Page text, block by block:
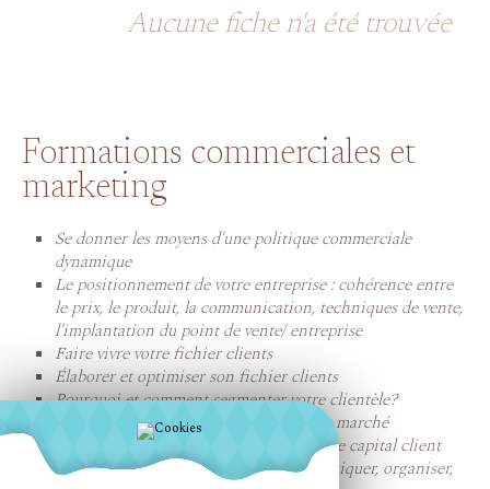
Aucune fiche n'a été trouvée
Formations commerciales et
marketing
Se donner les moyens d'une politique commerciale
dynamique
Le positionnement de votre entreprise : cohérence entre
le prix, le produit, la communication, techniques de vente,
l'implantation du point de vente/ entreprise
Faire vivre votre fichier clients
Élaborer et optimiser son fichier clients
Pourquoi et comment segmenter votre clientèle?
Se positionner et se présenter sur votre marché
Fidéliser votre clientèle et exploiter votre capital client
L'accueil dans votre entreprise: diagnostiquer, organiser,